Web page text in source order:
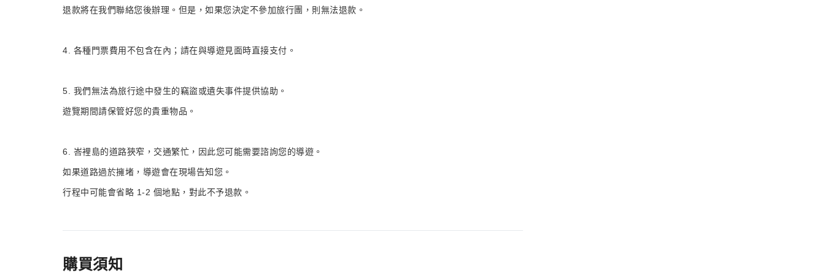
退款將在我們聯絡您後辦理。但是，如果您決定不參加旅行團，則無法退款。
4. 各種門票費用不包含在內；請在與導遊見面時直接支付。
5. 我們無法為旅行途中發生的竊盜或遺失事件提供協助。
遊覽期間請保管好您的貴重物品。
6. 峇裡島的道路狹窄，交通繁忙，因此您可能需要諮詢您的導遊。
如果道路過於擁堵，導遊會在現場告知您。
行程中可能會省略 1-2 個地點，對此不予退款。
購買須知